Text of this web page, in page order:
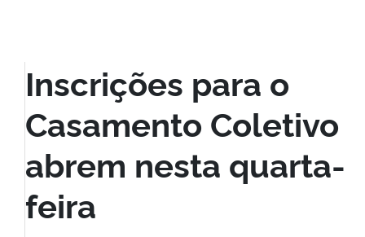
Inscrições para o
Casamento Coletivo
abrem nesta quarta-
feira